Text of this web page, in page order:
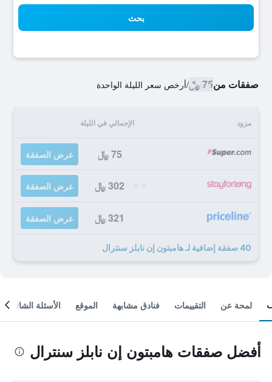
بحث
صفقات من75 ﷼ /أرخص سعر الليلة الواحدة
مزود الإجمالي في الليلة
75 ﷼ عرض الصفقة
302 ﷼ عرض الصفقة
321 ﷼ عرض الصفقة
40 صفقة إضافية لـ هامبتون إن نابلز سنترال
لمحة عن التقييمات فنادق مشابهة الموقع الأسئلة الشائعة
أفضل صفقات هامبتون إن نابلز سنترال